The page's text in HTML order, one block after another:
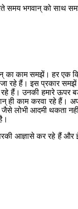
समय भगवान् को साथ
का काम समझें। हर एक
रहे हैं। इस प्रकार
रहे हैं। उनकी हमारे
ही काम करवा रहे
लोभी आदमी थकता
आज्ञासे कर रहे हैं और